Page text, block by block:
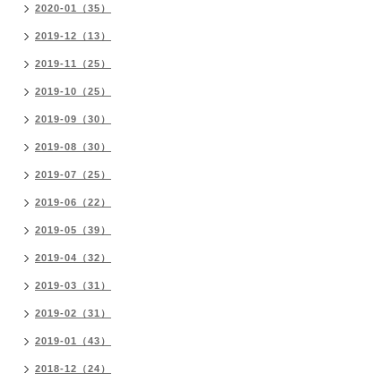
2020-01（35）
2019-12（13）
2019-11（25）
2019-10（25）
2019-09（30）
2019-08（30）
2019-07（25）
2019-06（22）
2019-05（39）
2019-04（32）
2019-03（31）
2019-02（31）
2019-01（43）
2018-12（24）